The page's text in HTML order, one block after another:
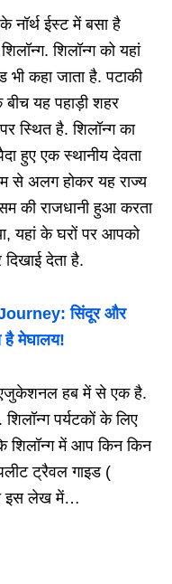
नॉर्थ ईस्ट में बसा है
शिलॉन्ग को यहां
कहा जाता है. पटाकी
यह पहाड़ी शहर
स्थित है. शिलॉन्ग का
हुए एक स्थानीय देवता
से अलग होकर यह राज्य
की राजधानी हुआ करता
यहां के घरों पर आपको
देता है.
सिंदूर और
मेघालय!
एजुकेशनल हब में से एक है.
पर्यटकों के लिए
शिलॉन्ग में आप किन किन
ट्रैवल गाइड (
इस लेख में…